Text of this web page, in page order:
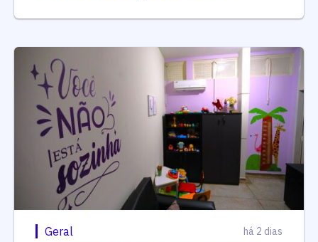
Geral há 2 dias